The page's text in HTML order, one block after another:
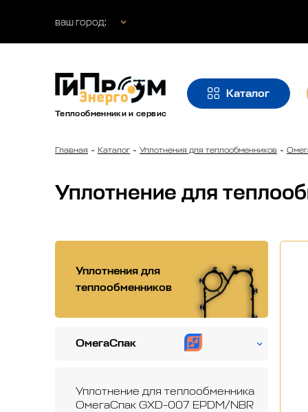
ваш город:
Теплообменники и сервис
Каталог
Главная Каталог Уплотнения для теплообменников
Уплотнение для
Уплотнения для
теплообменников
ОмегаСпак
Уплотнение для теплообменника
ОмегаСпак GXD-007 EPDM/NBR